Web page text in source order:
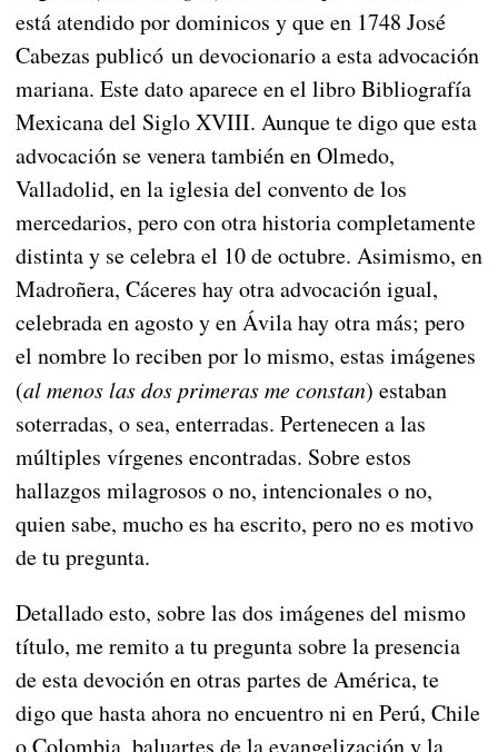
está atendido por dominicos y que en 1748 José
Cabezas publicó un devocionario a esta advocación
mariana. Este dato aparece en el libro Bibliografía
Mexicana del Siglo XVIII. Aunque te digo que esta
advocación se venera también en Olmedo,
Valladolid, en la iglesia del convento de los
mercedarios, pero con otra historia completamente
distinta y se celebra el 10 de octubre. Asimismo, en
Madroñera, Cáceres hay otra advocación igual,
celebrada en agosto y en Ávila hay otra más; pero
el nombre lo reciben por lo mismo, estas imágenes
(al menos las dos primeras me constan) estaban
soterradas, o sea, enterradas. Pertenecen a las
múltiples vírgenes encontradas. Sobre estos
hallazgos milagrosos o no, intencionales o no,
quien sabe, mucho es ha escrito, pero no es motivo
de tu pregunta.
Detallado esto, sobre las dos imágenes del mismo
título, me remito a tu pregunta sobre la presencia
de esta devoción en otras partes de América, te
digo que hasta ahora no encuentro ni en Perú, Chile
o Colombia, baluartes de la evangelización y la